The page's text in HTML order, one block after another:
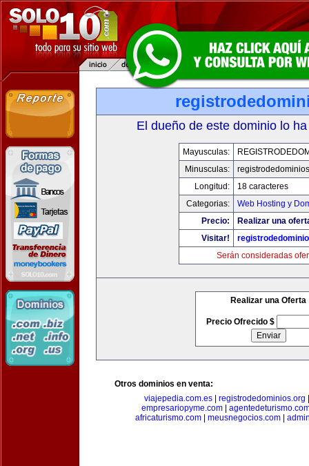
El dueño de este dominio lo
Mayusculas:
Minusculas:
Longitud:
18 caracteres
Categorias:
Web Hosting y
Precio:
Realizar una
Visitar!
Serán consideradas
Realizar una Oferta
Precio Ofrecido $
Otros dominios en venta:
viajepedia.com.es
registrodedominios.org
empresariopyme.com|
africaturismo.com
meusnegocios.com